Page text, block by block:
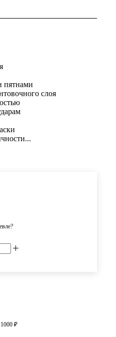
пятнами
слоя
₽